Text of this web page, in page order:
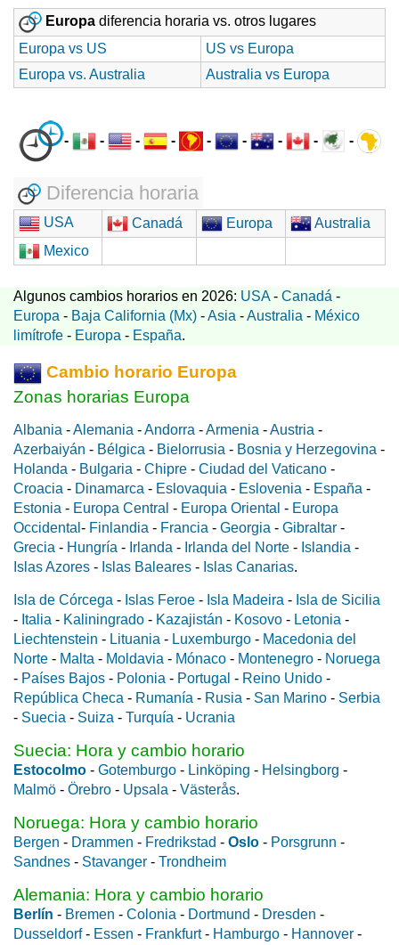
Europa diferencia horaria vs. otros lugares
Europa vs US
US vs Europa
Europa vs. Australia
Australia vs Europa
- - - - - - - - -
Diferencia horaria
USA Canadá Europa
Australia
Mexico
Algunos cambios horarios en 2026: USA- Canadá -
Europa - Baja California (Mx) -Asia -Australia - México
limítrofe - Europa - España.
Cambio horario Europa
Zonas horarias Europa
Albania -Alemania -Andorra -Armenia -Austria -
Azerbaiyán - Bélgica - Bielorrusia - Bosnia y Herzegovina -
Holanda - Bulgaria - Chipre - Ciudad del Vaticano -
Croacia - Dinamarca - Eslovaquia - Eslovenia - España -
Estonia - Europa Central - Europa Oriental - Europa
Occidental - Finlandia - Francia - Georgia - Gibraltar -
Grecia - Hungría - Irlanda - Irlanda del Norte - Islandia -
Islas Azores - Islas Baleares - Islas Canarias.
Isla de Córcega - Islas Feroe - Isla Madeira - Isla de Sicilia
- Italia - Kaliningrado - Kazajistán - Kosovo - Letonia -
Liechtenstein - Lituania - Luxemburgo - Macedonia del
Norte - Malta - Moldavia - Mónaco - Montenegro - Noruega
- Países Bajos - Polonia - Portugal - Reino Unido -
República Checa - Rumanía - Rusia - San Marino - Serbia
- Suecia - Suiza - Turquía - Ucrania
Suecia: Hora y cambio horario
Estocolmo - Gotemburgo - Linköping - Helsingborg -
Malmö - Örebro - Upsala - Västerås.
Noruega: Hora y cambio horario
Bergen - Drammen - Fredrikstad - Oslo - Porsgrunn -
Sandnes - Stavanger - Trondheim
Alemania: Hora y cambio horario
Berlín - Bremen - Colonia - Dortmund - Dresden -
Dusseldorf- Essen - Frankfurt- Hamburgo - Hannover -